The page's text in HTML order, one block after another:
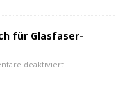
für Glasfaser-
deaktiviert